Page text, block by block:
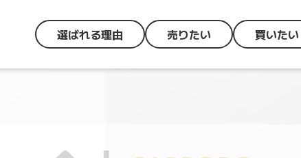
選ばれる理由 売りたい 買いたい